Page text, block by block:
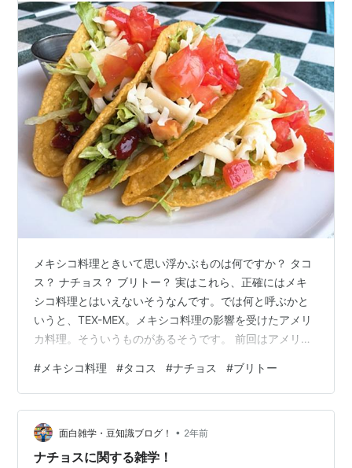
メキシコ料理ときいて思い浮かぶものは何ですか？ タコ
ス？ ナチョス？ ブリトー？ 実はこれら、正確にはメキ
シコ料理とはいえないそうなんです。では何と呼ぶかと
いうと、TEX-MEX。メキシコ料理の影響を受けたアメリ
カ料理。そういうものがあるそうです。 前回はアメリカ
らがアメリカにもたらした食について、書いてみようと
思います。
# メキシコ料理 #タコス #ナチョス #ブリトー
面白雑学・豆知識ブログ！ • 2年前
ナチョスに関する雑学！